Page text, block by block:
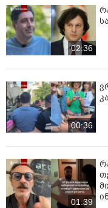
02:36
00:36
01:39